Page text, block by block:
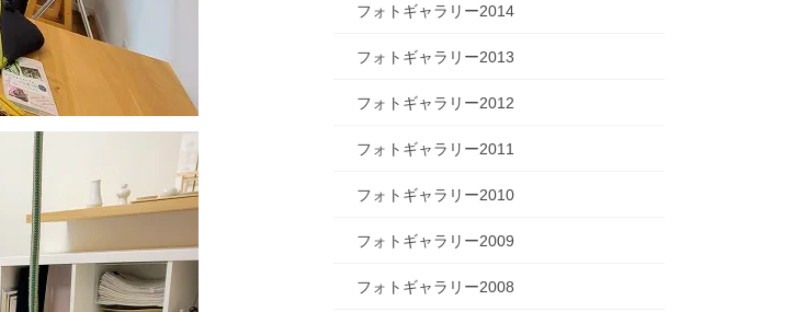
フォトギャラリー2014
フォトギャラリー2013
フォトギャラリー2012
フォトギャラリー2011
フォトギャラリー2010
フォトギャラリー2009
フォトギャラリー2008